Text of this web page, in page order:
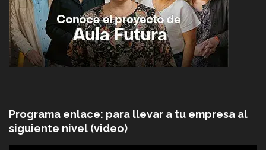
Programa enlace: para llevar a tu empresa al
siguiente nivel (video)